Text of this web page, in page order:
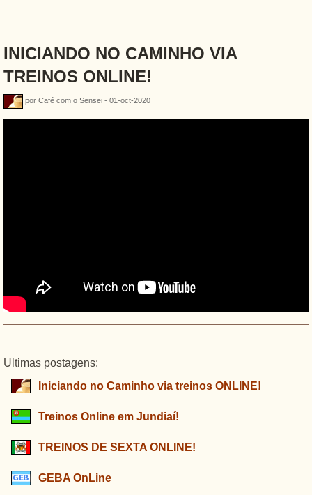
INICIANDO NO CAMINHO VIA
TREINOS ONLINE!
por Café com o Sensei - 01-oct-2020
Ultimas postagens:
Iniciando no Caminho via treinos ONLINE!
Treinos Online em Jundiaí!
TREINOS DE SEXTA ONLINE!
GEBA OnLine